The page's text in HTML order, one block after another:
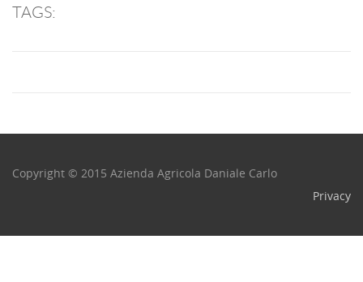
TAGS:
Copyright © 2015 Azienda Agricola Daniale Carlo
Privacy